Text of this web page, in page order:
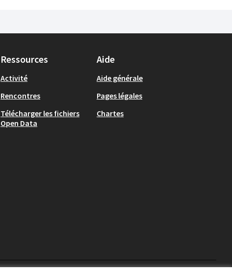
Ressources
Activité
Rencontres
Télécharger les fichiers
Open Data
Aide
Aide générale
Pages légales
Chartes